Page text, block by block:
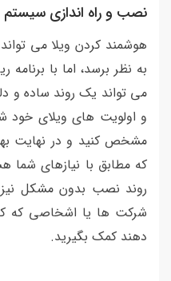
نصب و راه اندازی
هوشمند کردن ویلا می
به نظر برسد، اما با
می تواند یک روند ساده و
و اولویت های ویلای خود
مشخص کنید و در نهایت
که مطابق با نیازهای شما
روند نصب بدون مشکل نیز
شرکت ها یا اشخاصی که
دهند کمک بگیرید.